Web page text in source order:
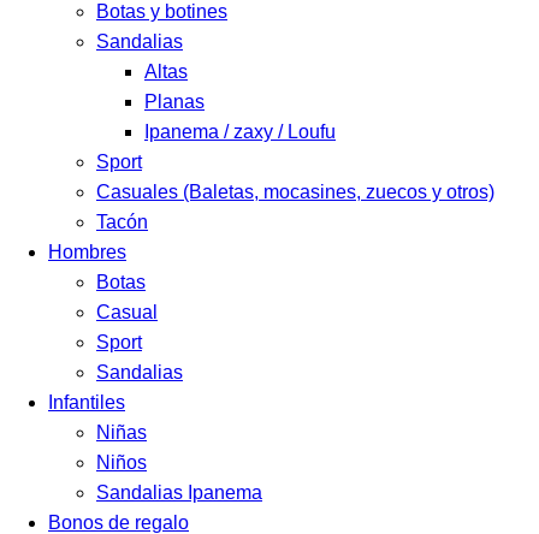
Botas y botines
Sandalias
Altas
Planas
Ipanema / zaxy / Loufu
Sport
Casuales (Baletas, mocasines, zuecos y otros)
Tacón
Hombres
Botas
Casual
Sport
Sandalias
Infantiles
Niñas
Niños
Sandalias Ipanema
Bonos de regalo